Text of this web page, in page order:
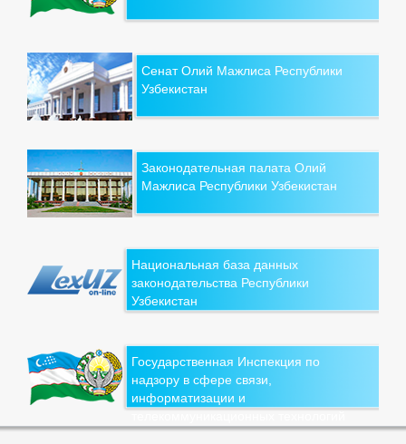
Сенат Олий Мажлиса Республики
Узбекистан
Законодательная палата Олий
Мажлиса Республики Узбекистан
Национальная база данных
законодательства Республики
Узбекистан
Государственная Инспекция по
надзору в сфере связи,
информатизации и